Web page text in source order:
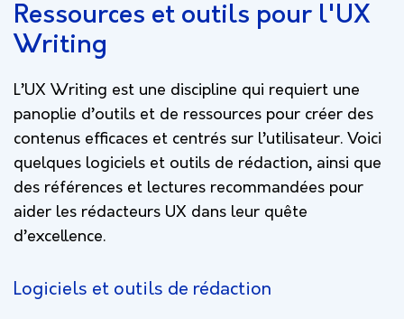
Ressources et outils pour l'UX
Writing
L’UX Writing est une discipline qui requiert une
panoplie d’outils et de ressources pour créer des
contenus efficaces et centrés sur l’utilisateur. Voici
quelques logiciels et outils de rédaction, ainsi que
des références et lectures recommandées pour
aider les rédacteurs UX dans leur quête
d’excellence.
Logiciels et outils de rédaction